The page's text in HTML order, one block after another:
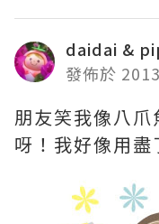
daidai &
發佈於
朋友笑我像八
呀！我好像用